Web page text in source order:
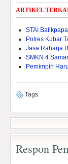
ARTIKEL
STAI
Polres Kubar
Jasa Raharja
SMKN 4
Pemimpin
Tags:
Respon